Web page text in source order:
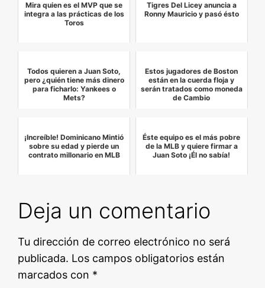
Mira quien es el MVP que se
integra a las prácticas de los
Toros
Tigres Del Licey anuncia a
Ronny Mauricio y pasó ésto
Todos quieren a Juan Soto,
pero ¿quién tiene más dinero
para ficharlo: Yankees o
Mets?
Estos jugadores de Boston
están en la cuerda floja y
serán tratados como moneda
de Cambio
¡Increíble! Dominicano Mintió
sobre su edad y pierde un
contrato millonario en MLB
Éste equipo es el más pobre
de la MLB y quiere firmar a
Juan Soto ¡Él no sabía!
Deja un comentario
Tu dirección de correo electrónico no será
publicada. Los campos obligatorios están
marcados con *